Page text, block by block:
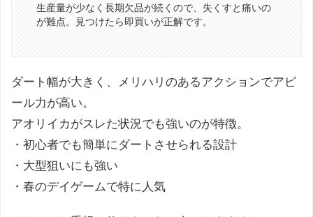
生産量が少なく長期欠品が続くので、失くすと痛いの
が難点。見つけたら即買いが正解です。
ダート幅が大きく、メリハリのあるアクションでアピ
ール力が高い。
アオリイカがスレた状況でも強いのが特徴。
・初心者でも簡単にダートさせられる設計
・大型狙いにも強い
・春のデイゲームで特に人気